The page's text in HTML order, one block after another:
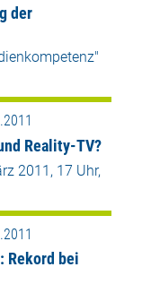
der
Reality-TV?
2011, 17 Uhr,
Rekord bei